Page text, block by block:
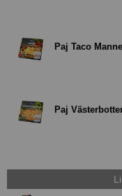
Paj Taco
Paj